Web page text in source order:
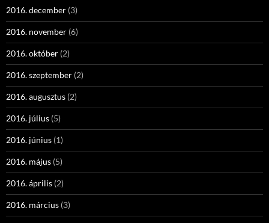
2016. december (3)
2016. november (6)
2016. október (2)
2016. szeptember (2)
2016. augusztus (2)
2016. július (5)
2016. június (1)
2016. május (5)
2016. április (2)
2016. március (3)